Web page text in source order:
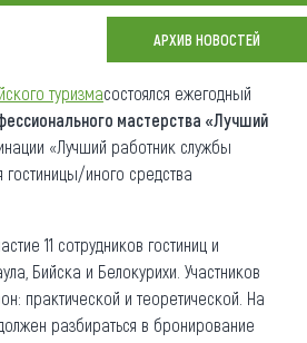
АРХИВ НОВОСТЕЙ
туризмасостоялся ежегодный
мастерства «Лучший
«Лучший работник службы
иного средства
11 сотрудников гостиниц и
Бийска и Белокурихи. Участников
практической и теоретической. На
разбираться в бронирование